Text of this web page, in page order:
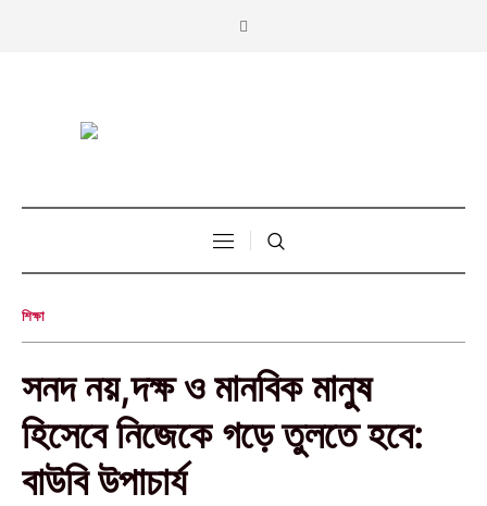
শিক্ষা
সনদ নয়,দক্ষ ও মানবিক মানুষ
হিসেবে নিজেকে গড়ে তুলতে হবে:
বাউবি উপাচার্য